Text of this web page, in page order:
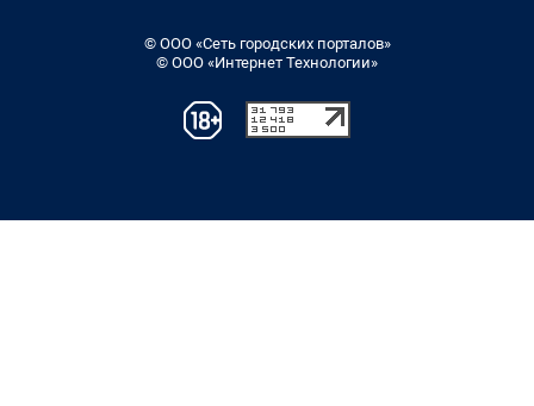
© ООО «Сеть городских порталов»
© ООО «Интернет Технологии»